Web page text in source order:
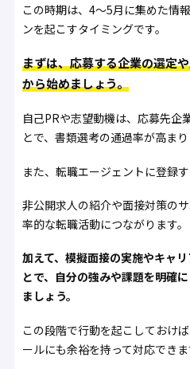
この時期は、4〜5月に集めた情
ンを起こすタイミングです。
まずは、応募する企業の選定
から始めましょう。
自己PRや志望動機は、応募先企
とで、書類選考の通過率が高まり
また、転職エージェントに登録す
非公開求人の紹介や面接対策の
率的な転職活動につながります。
加えて、模擬面接の実施やキャ
とで、自分の強みや課題を明確
ましょう。
この段階で行動を起こしておけ
ールにも余裕を持って対応できま